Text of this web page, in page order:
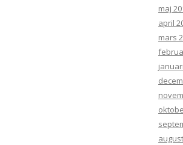
maj
april
mars